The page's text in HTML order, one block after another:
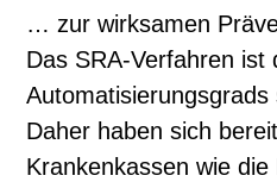
… zur wirksamen
Das SRA-Verfahren ist
Daher haben sich
Krankenkassen wie die